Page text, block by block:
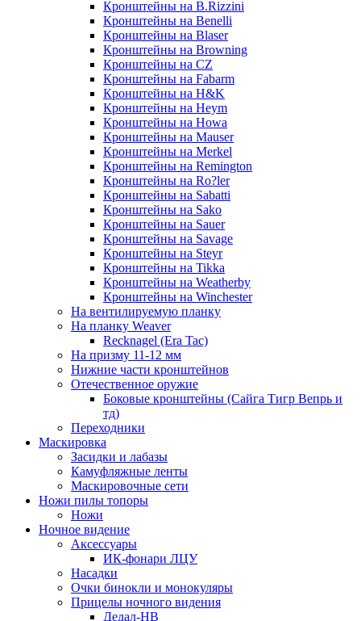
Кронштейны на B.Rizzini
Кронштейны на Benelli
Кронштейны на Blaser
Кронштейны на Browning
Кронштейны на CZ
Кронштейны на Fabarm
Кронштейны на H&K
Кронштейны на Heym
Кронштейны на Howa
Кронштейны на Mauser
Кронштейны на Merkel
Кронштейны на Remington
Кронштейны на Ro?ler
Кронштейны на Sabatti
Кронштейны на Sako
Кронштейны на Sauer
Кронштейны на Savage
Кронштейны на Steyr
Кронштейны на Tikka
Кронштейны на Weatherby
Кронштейны на Winchester
На вентилируемую планку
На планку Weaver
Recknagel (Era Tac)
На призму 11-12 мм
Нижние части кронштейнов
Отечественное оружие
Боковые кронштейны (Сайга Тигр Вепрь и
тд)
Переходники
Маскировка
Засидки и лабазы
Камуфляжные ленты
Маскировочные сети
Ножи пилы топоры
Ножи
Ночное видение
Аксессуары
ИК-фонари ЛЦУ
Насадки
Очки бинокли и монокуляры
Прицелы ночного видения
Дедал-НВ